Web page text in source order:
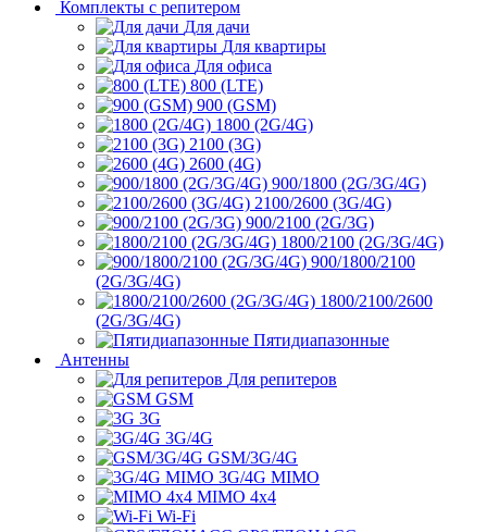
Комплекты с репитером
Для дачи
Для квартиры
Для офиса
800 (LTE)
900 (GSM)
1800 (2G/4G)
2100 (3G)
2600 (4G)
900/1800 (2G/3G/4G)
2100/2600 (3G/4G)
900/2100 (2G/3G)
1800/2100 (2G/3G/4G)
900/1800/2100
(2G/3G/4G)
1800/2100/2600
(2G/3G/4G)
Пятидиапазонные
Антенны
Для репитеров
GSM
3G
3G/4G
GSM/3G/4G
3G/4G MIMO
MIMO 4x4
Wi-Fi